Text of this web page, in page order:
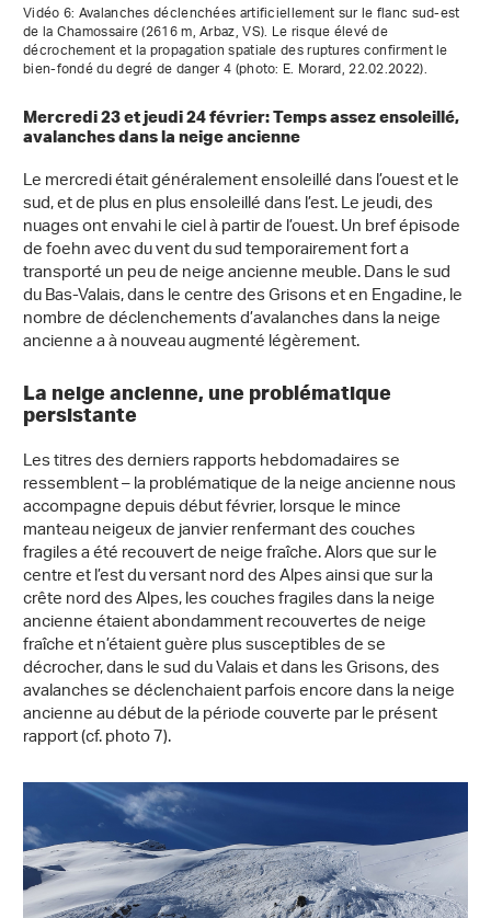
Vidéo 6: Avalanches déclenchées artificiellement sur le flanc sud-est
de la Chamossaire (2616 m, Arbaz, VS). Le risque élevé de
décrochement et la propagation spatiale des ruptures confirment le
bien-fondé du degré de danger 4 (photo: E. Morard, 22.02.2022).
Mercredi 23 et jeudi 24 février: Temps assez ensoleillé,
avalanches dans la neige ancienne
Le mercredi était généralement ensoleillé dans l’ouest et le
sud, et de plus en plus ensoleillé dans l’est. Le jeudi, des
nuages ont envahi le ciel à partir de l’ouest. Un bref épisode
de foehn avec du vent du sud temporairement fort a
transporté un peu de neige ancienne meuble. Dans le sud
du Bas-Valais, dans le centre des Grisons et en Engadine, le
nombre de déclenchements d’avalanches dans la neige
ancienne a à nouveau augmenté légèrement.
La neige ancienne, une problématique
persistante
Les titres des derniers rapports hebdomadaires se
ressemblent – la problématique de la neige ancienne nous
accompagne depuis début février, lorsque le mince
manteau neigeux de janvier renfermant des couches
fragiles a été recouvert de neige fraîche. Alors que sur le
centre et l’est du versant nord des Alpes ainsi que sur la
crête nord des Alpes, les couches fragiles dans la neige
ancienne étaient abondamment recouvertes de neige
fraîche et n’étaient guère plus susceptibles de se
décrocher, dans le sud du Valais et dans les Grisons, des
avalanches se déclenchaient parfois encore dans la neige
ancienne au début de la période couverte par le présent
rapport (cf. photo 7).